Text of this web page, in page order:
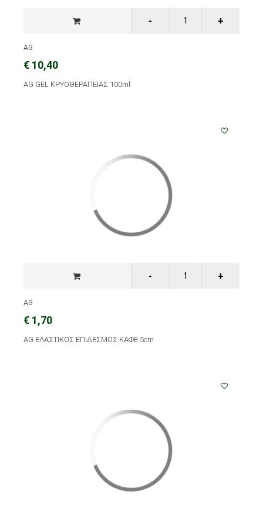
AG
€ 10,40
AG GEL ΚΡΥΟΘΕΡΑΠΕΙΑΣ 100ml
AG
€ 1,70
AG ΕΛΑΣΤΙΚΟΣ ΕΠΙΔΕΣΜΟΣ ΚΑΦΕ 5cm